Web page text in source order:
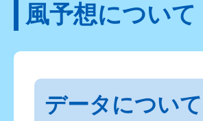
風予想について
データについて